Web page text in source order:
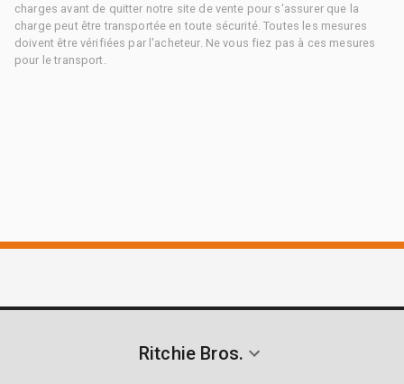
charges avant de quitter notre site de vente pour s'assurer que la
charge peut être transportée en toute sécurité. Toutes les mesures
doivent être vérifiées par l'acheteur. Ne vous fiez pas à ces mesures
pour le transport.
Ritchie Bros.